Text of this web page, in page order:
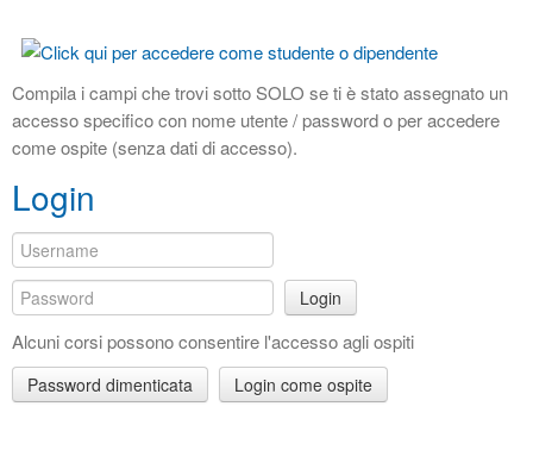
Compila i campi che trovi sotto SOLO se ti è stato assegnato un
accesso specifico con nome utente / password o per accedere
come ospite (senza dati di accesso).
Login
Login
Alcuni corsi possono consentire l'accesso agli ospiti
Password dimenticata